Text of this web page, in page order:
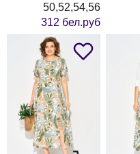
50,52,54,56
312 бел.руб